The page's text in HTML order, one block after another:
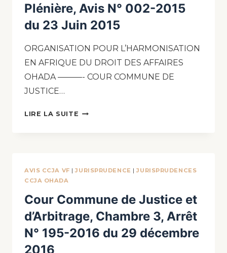
Plénière, Avis N° 002-2015
du 23 Juin 2015
ORGANISATION POUR L’HARMONISATION
EN AFRIQUE DU DROIT DES AFFAIRES
OHADA ———- COUR COMMUNE DE
JUSTICE…
LIRE LA SUITE
AVIS CCJA VF |JURISPRUDENCE |JURISPRUDENCES
CCJA OHADA
Cour Commune de Justice et
d’Arbitrage, Chambre 3, Arrêt
N° 195-2016 du 29 décembre
2016